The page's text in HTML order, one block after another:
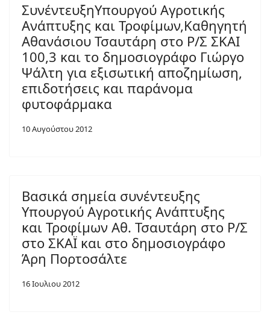
ΣυνέντευξηΥπουργού Αγροτικής
Ανάπτυξης και Τροφίμων,Καθηγητή
Αθανάσιου Τσαυτάρη στο Ρ/Σ ΣΚΑΙ
100,3 και το δημοσιογράφο Γιώργο
Ψάλτη για εξισωτική αποζημίωση,
επιδοτήσεις και παράνομα
φυτοφάρμακα
10 Αυγούστου 2012
Βασικά σημεία συνέντευξης
Υπουργού Αγροτικής Ανάπτυξης
και Τροφίμων Αθ. Τσαυτάρη στο Ρ/Σ
στο ΣΚΑΪ και στο δημοσιογράφο
Άρη Πορτοσάλτε
16 Ιουλιου 2012